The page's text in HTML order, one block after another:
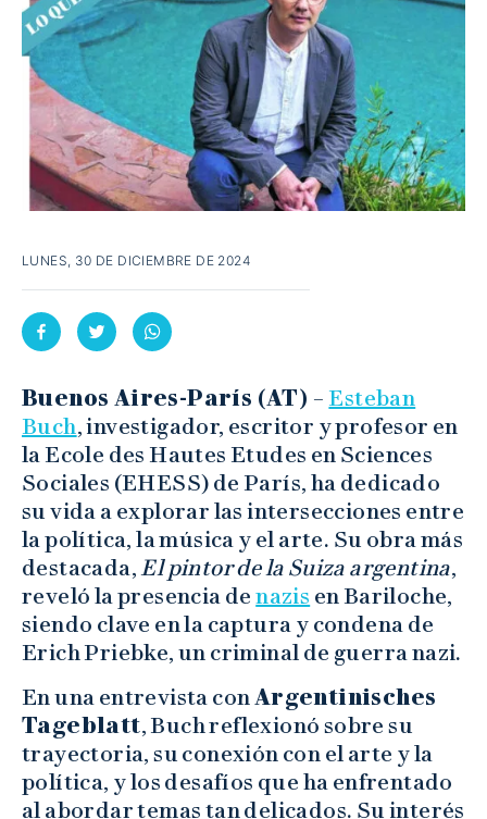
LUNES, 30 DE DICIEMBRE DE 2024
Buenos Aires-París (AT) –Esteban
Buch, investigador, escritor y profesor en
la Ecole des Hautes Etudes en Sciences
Sociales (EHESS) de París, ha dedicado
su vida a explorar las intersecciones entre
la política, la música y el arte. Su obra más
destacada,El pintor de la Suiza argentina,
reveló la presencia denazis en Bariloche,
siendo clave en la captura y condena de
Erich Priebke, un criminal de guerra nazi.
En una entrevista conArgentinisches
Tageblatt, Buch reflexionó sobre su
trayectoria, su conexión con el arte y la
política, y los desafíos que ha enfrentado
al abordar temas tan delicados. Su interés